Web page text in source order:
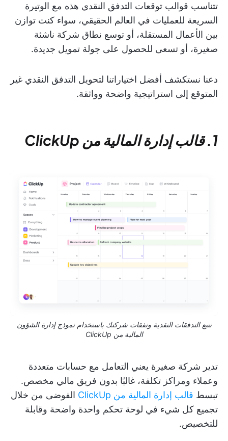
تتناسب قوالب توقعات التدفق النقدي هذه مع الوتيرة
السريعة للعمليات في العالم الحقيقي، سواء كنت توازن
بين الأعمال المستقلة، أو توسع نطاق شركة ناشئة
صغيرة، أو تسعى للحصول على جولة تمويل جديدة.
دعنا نستكشف أفضل اختياراتنا لتحويل التدفق النقدي غير
المتوقع إلى استراتيجية واضحة وواثقة.
1. قالب إدارة المالية من ClickUp
تتبع التدفقات النقدية ونفقات شركتك باستخدام نموذج إدارة الشؤون
المالية من ClickUp
تدير شركة صغيرة يعني التعامل مع حسابات متعددة
وعملاء ومراكز تكلفة، غالبًا بدون فريق مالي مخصص.
تبسط قالب إدارة المالية من ClickUp
الفوضى من خلال
تجميع كل شيء في لوحة تحكم واحدة واضحة وقابلة
للتخصيص.